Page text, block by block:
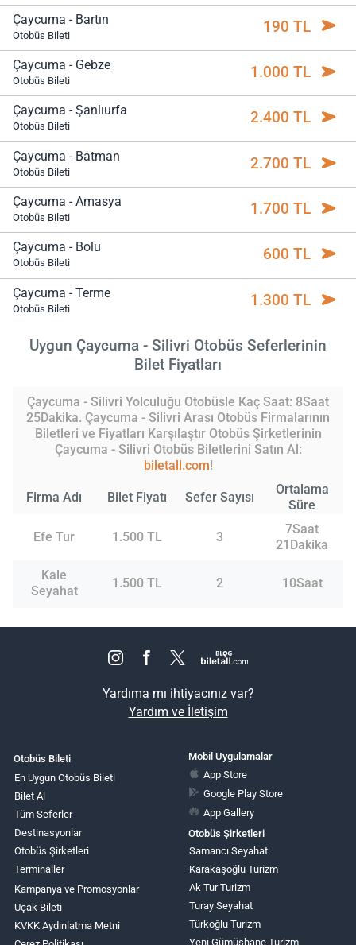
Çaycuma - Bartın
Otobüs Bileti 190 TL
Çaycuma - Gebze
Otobüs Bileti 1.000 TL
Çaycuma - Şanlıurfa
Otobüs Bileti 2.400 TL
Çaycuma - Batman
Otobüs Bileti 2.700 TL
Çaycuma - Amasya
Otobüs Bileti 1.700 TL
Çaycuma - Bolu
Otobüs Bileti 600 TL
Çaycuma - Terme
Otobüs Bileti 1.300 TL
Uygun Çaycuma - Silivri Otobüs Seferlerinin
Bilet Fiyatları
Çaycuma - Silivri Yolculuğu Otobüsle Kaç Saat: 8Saat
25Dakika. Çaycuma - Silivri Arası Otobüs Firmalarının
Biletleri ve Fiyatları Karşılaştır Otobüs Şirketlerinin
Çaycuma - Silivri Otobüs Biletlerini Satın Al:
biletall.com!
Firma Adı Bilet Fiyatı Sefer Sayısı
Ortalama
Süre
Efe Tur 1.500 TL 3
7Saat
21Dakika
Kale
Seyahat
1.500 TL 2 10Saat
Yardıma mı ihtiyacınız var?
Yardım ve İletişim
Otobüs Bileti
En Uygun Otobüs Bileti
Bilet Al
Tüm Seferler
Destinasyonlar
Otobüs Şirketleri
Terminaller
Kampanya ve Promosyonlar
Uçak Bileti
KVKK Aydınlatma Metni
Mobil Uygulamalar
App Store
Google Play Store
App Gallery
Otobüs Şirketleri
Samancı Seyahat
Karakaşoğlu Turizm
Ak Tur Turizm
Turay Seyahat
Türkoğlu Turizm
Yeni Gümüşhane Turizm